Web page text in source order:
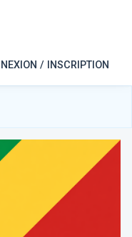
/ INSCRIPTION